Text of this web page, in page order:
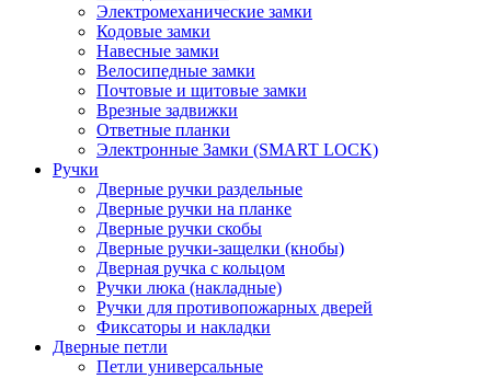
Электромеханические замки
Кодовые замки
Навесные замки
Велосипедные замки
Почтовые и щитовые замки
Врезные задвижки
Ответные планки
Электронные Замки (SMART LOCK)
Ручки
Дверные ручки раздельные
Дверные ручки на планке
Дверные ручки скобы
Дверные ручки-защелки (кнобы)
Дверная ручка с кольцом
Ручки люка (накладные)
Ручки для противопожарных дверей
Фиксаторы и накладки
Дверные петли
Петли универсальные